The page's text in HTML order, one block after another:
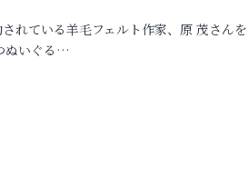
れている羊毛フェルト作家、原 茂さん
ぬいぐる…